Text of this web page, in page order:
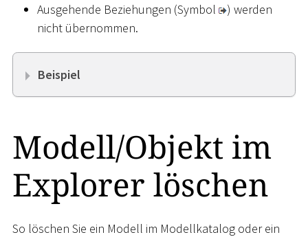
Ausgehende Beziehungen (Symbol
) werden
nicht übernommen.
Beispiel
Modell/Objekt im
Explorer löschen
So löschen Sie ein Modell im Modellkatalog oder ein